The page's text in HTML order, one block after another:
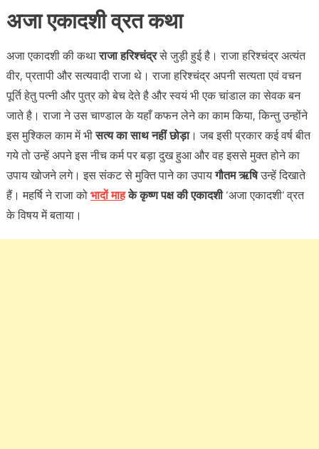
अजा एकादशीव्रतकथा
अजा एकादशी की कथाराजा हरिश्चंद्रसे जुड़ी हुई है। राजा हरिश्चंद्र अत्यंत
वीर, प्रतापी और सत्यवादी राजा थे। राजा हरिश्चंद्र अपनी सत्यता एवं वचन
पूर्ति हेतु पत्नी और पुत्र को बेच देते है और स्वयं भी एक चांडाल का सेवक बन
जाते है। राजा ने उस चाण्डाल के यहाँ कफन लेने का काम किया, किन्तु उन्होंने
इस मुश्किल काम में भीसत्य का साथ नहीं छोड़ा। जब इसी प्रकार कई वर्ष बीत
गये तो उन्हें अपने इस नीच कर्म पर बड़ा दुख हुआ और वह इससे मुक्त होने का
उपाय खोजने लगे। इस संकट से मुक्ति पाने का उपायगौतम ऋषिउन्हें दिखाते
हैं। महर्षि ने राजा कोभादों माहके कृष्ण पक्ष की एकादशी‘अजा एकादशी’ व्रत
के विषय में बताया।